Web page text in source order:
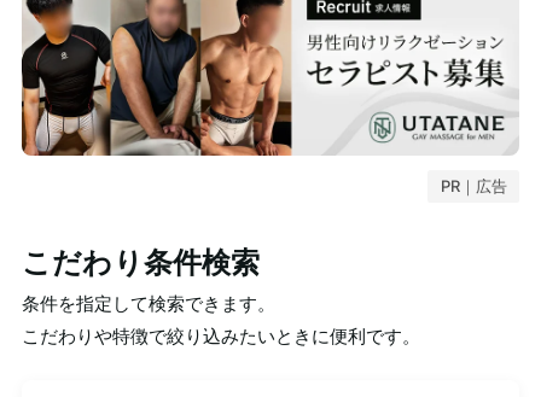
PR｜広告
こだわり条件検索
条件を指定して検索できます。
こだわりや特徴で絞り込みたいときに便利です。